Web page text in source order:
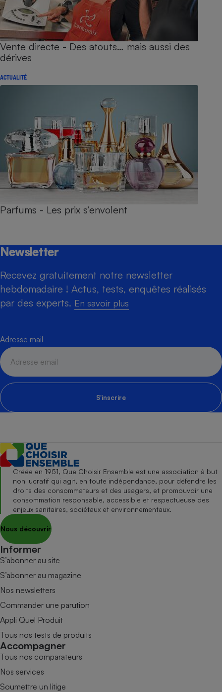
Vente directe - Des atouts… mais aussi des
dérives
ACTUALITÉ
Parfums - Les prix s’envolent
Newsletter
Recevez gratuitement notre newsletter
hebdomadaire ! Actus, tests, enquêtes réalisés
par des experts. En savoir plus
Adresse mail
S'inscrire
Créée en 1951, Que Choisir Ensemble est une association à but
non lucratif qui agit, en toute indépendance, pour défendre les
droits des consommateurs et des usagers, et promouvoir une
consommation responsable, accessible et respectueuse des
enjeux sanitaires, sociétaux et environnementaux.
Nous découvrir
Informer
S’abonner au site
S’abonner au magazine
Nos newsletters
Commander une parution
Appli Quel Produit
Tous nos tests de produits
Accompagner
Tous nos comparateurs
Nos services
Soumettre un litige